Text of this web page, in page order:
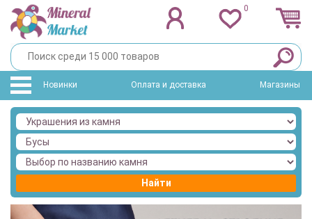
0
Новинки Оплата и доставка Магазины
Найти